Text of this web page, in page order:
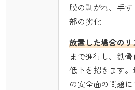
膜の剥がれ、手
部の劣化
放置した場合のリ
まで進行し、鉄
低下を招きます
の安全面の問題